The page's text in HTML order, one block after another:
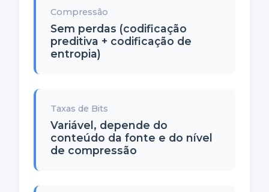
Compressão
Sem perdas (codificação
preditiva + codificação de
entropia)
Taxas de Bits
Variável, depende do
conteúdo da fonte e do nível
de compressão